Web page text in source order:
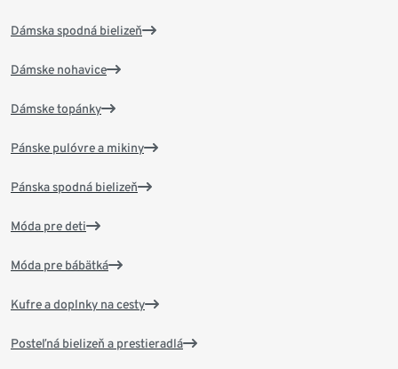
Dámska spodná bielizeň
Dámske nohavice
Dámske topánky
Pánske pulóvre a mikiny
Pánska spodná bielizeň
Móda pre deti
Móda pre bábätká
Kufre a doplnky na cesty
Posteľná bielizeň a prestieradlá